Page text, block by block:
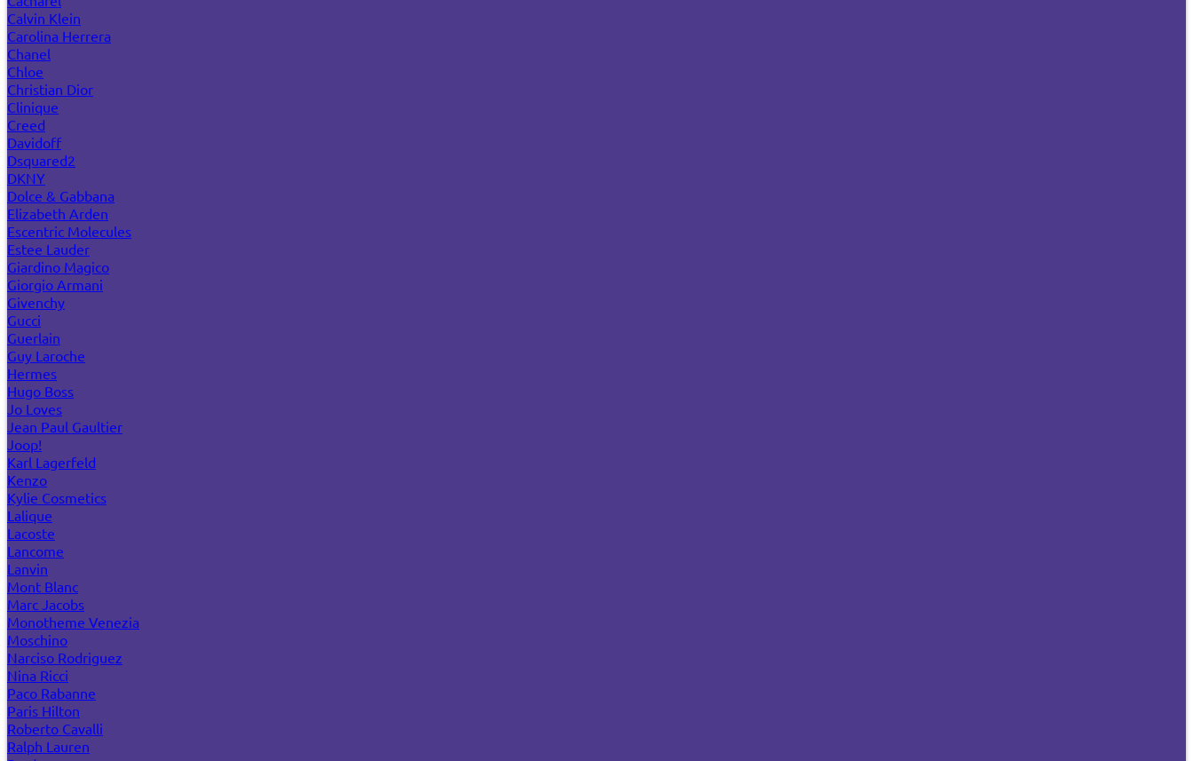
Calvin Klein
Carolina Herrera
Chanel
Chloe
Christian Dior
Clinique
Creed
Davidoff
Dsquared2
DKNY
Dolce & Gabbana
Elizabeth Arden
Escentric Molecules
Estee Lauder
Giardino Magico
Giorgio Armani
Givenchy
Gucci
Guerlain
Guy Laroche
Hermes
Hugo Boss
Jo Loves
Jean Paul Gaultier
Joop!
Karl Lagerfeld
Kenzo
Kylie Cosmetics
Lalique
Lacoste
Lancome
Lanvin
Mont Blanc
Marc Jacobs
Monotheme Venezia
Moschino
Narciso Rodriguez
Nina Ricci
Paco Rabanne
Paris Hilton
Roberto Cavalli
Ralph Lauren